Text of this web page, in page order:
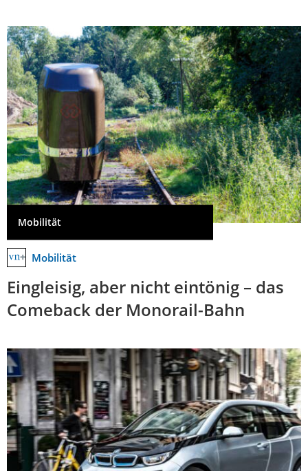
Mobilität
Mobilität
Eingleisig, aber nicht eintönig – das
Comeback der Monorail-Bahn